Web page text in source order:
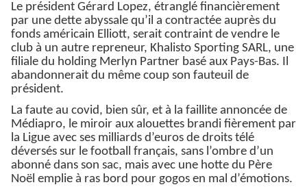
Le président Gérard Lopez, étranglé financièrement
par une dette abyssale qu’il a contractée auprès du
fonds américain Elliott, serait contraint de vendre le
club à un autre repreneur, Khalisto Sporting SARL, une
filiale du holding Merlyn Partner basé aux Pays-Bas. Il
abandonnerait du même coup son fauteuil de
président.
La faute au covid, bien sûr, et à la faillite annoncée de
Médiapro, le miroir aux alouettes brandi fièrement par
la Ligue avec ses milliards d’euros de droits télé
déversés sur le football français, sans l’ombre d’un
abonné dans son sac, mais avec une hotte du Père
Noël emplie à ras bord pour gogos en mal d’émotions.